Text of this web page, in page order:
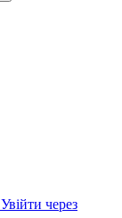
Увійти через